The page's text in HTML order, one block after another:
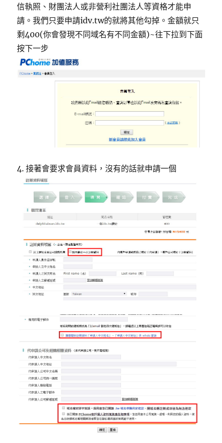
信執照、財團法人或非營利社團法人等資格才能申
請。我們只要申請idv.tw的就將其他勾掉。金額就只
剩400(你會發現不同域名有不同金額)~往下拉到下面
按下一步
4. 接著會要求會員資料，沒有的話就申請一個